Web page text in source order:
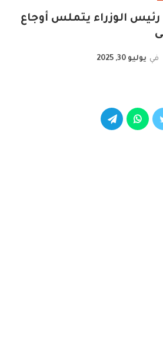
الوزراء يتملس أوجاع
في يوليو 30, 2025